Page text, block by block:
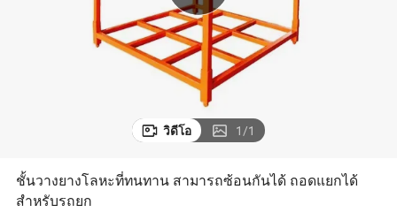
วิดีโอ 1/1
ชั้นวางยางโลหะที่ทนทาน สามารถซ้อนกันได้ ถอดแยกได้
สำหรับรถยก